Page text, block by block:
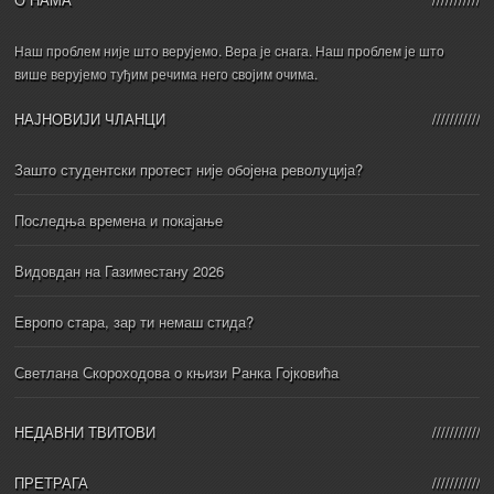
Наш проблем није што верујемо. Вера је снага. Наш проблем је што
више верујемо туђим речима него својим очима.
НАЈНОВИЈИ ЧЛАНЦИ
Зашто студентски протест није обојена револуција?
Последња времена и покајање
Видовдан на Газиместану 2026
Европо стара, зар ти немаш стида?
Светлана Скороходова о књизи Ранка Гојковића
НЕДАВНИ ТВИТОВИ
ПРЕТРАГА